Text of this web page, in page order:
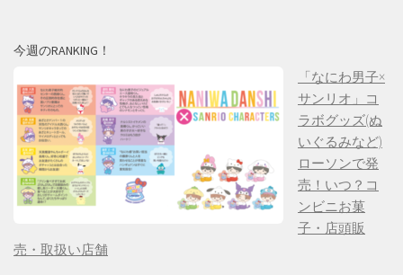
今週のRANKING！
「なにわ男子×
サンリオ」コ
ラボグッズ(ぬ
いぐるみなど)
ローソンで発
売！いつ？コ
ンビニお菓
子・店頭販
売・取扱い店舗